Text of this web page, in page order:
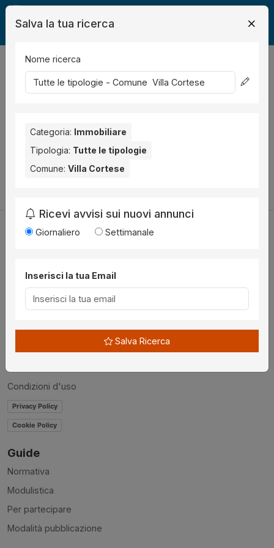
Legalmente Immobili
risultati Ordina per
Nessun risultato per la Provincia selezionata:
Prova a modificare i parametri di ricerca:
Utilità
Chi siamo
Disclaimer
News
Condizioni d'uso
Privacy Policy
Cookie Policy
Guide
Normativa
Modulistica
Per partecipare
Modalità pubblicazione
Salva la tua ricerca
Nome ricerca
Categoria: Immobiliare
Tipologia: Tutte le tipologie
Comune: Villa Cortese
Ricevi avvisi sui nuovi annunci
Giornaliero Settimanale
Inserisci la tua Email
Salva Ricerca